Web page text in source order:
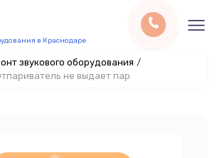
в Краснодаре
звукового оборудования /
не выдает пар